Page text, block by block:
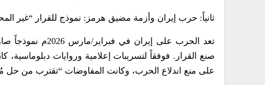
ثانياً: حرب إيران وأزمة مضيق هرمز: نموذج للقرار “غير
تعد الحرب على
صنع القرار. فوفقاً لتسريبات إعلامية وروايات
على منع اندلاع الحرب، وكانت المفاوضات “تقترب من حل